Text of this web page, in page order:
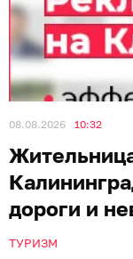
08.08.2026 10:32
дороги и
ТУРИЗМ